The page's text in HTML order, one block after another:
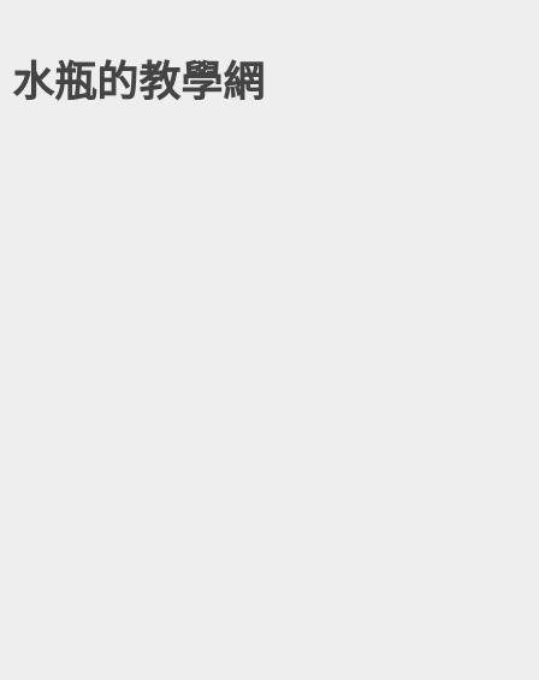
水瓶的教學網